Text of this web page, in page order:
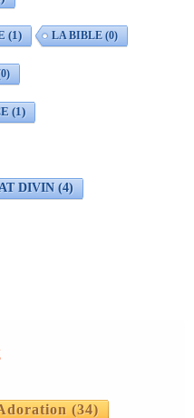
(1) LA BIBLE (0)
(1)
DIVIN(4)
(34)